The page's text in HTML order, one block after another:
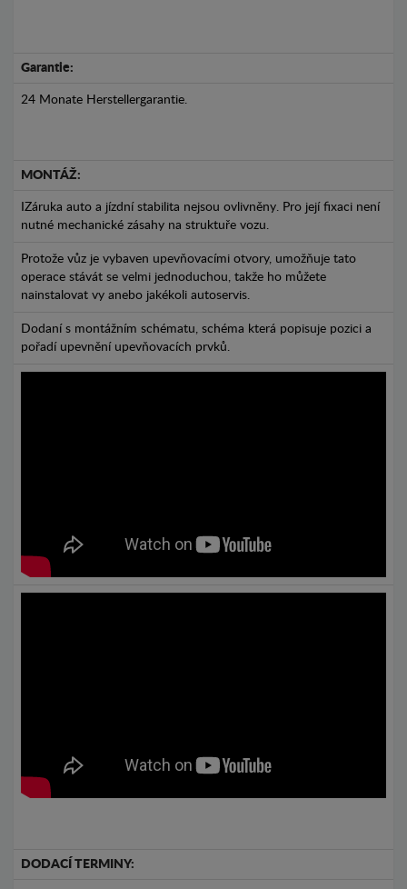
Garantie:
24 Monate Herstellergarantie.
MONTÁŽ:
IZáruka auto a jízdní stabilita nejsou ovlivněny. Pro její fixaci není
nutné mechanické zásahy na struktuře vozu.
Protože vůz je vybaven upevňovacími otvory, umožňuje tato
operace stávát se velmi jednoduchou, takže ho můžete
nainstalovat vy anebo jakékoli autoservis.
Dodaní s montážním schématu, schéma která popisuje pozici a
pořadí upevnění upevňovacích prvků.
DODACÍ TERMINY: